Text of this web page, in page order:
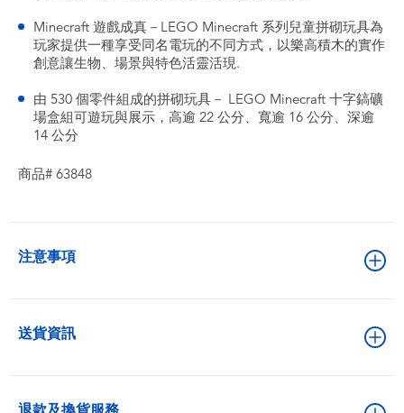
Minecraft 遊戲成真－LEGO Minecraft 系列兒童拼砌玩具為
玩家提供一種享受同名電玩的不同方式，以樂高積木的實作
創意讓生物、場景與特色活靈活現.
由 530 個零件組成的拼砌玩具－ LEGO Minecraft 十字鎬礦
場盒組可遊玩與展示，高逾 22 公分、寬逾 16 公分、深逾
14 公分
商品# 63848
注意事項
送貨資訊